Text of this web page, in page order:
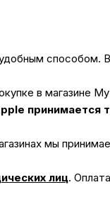
способом.
в магазине
принимается
мы
лиц.